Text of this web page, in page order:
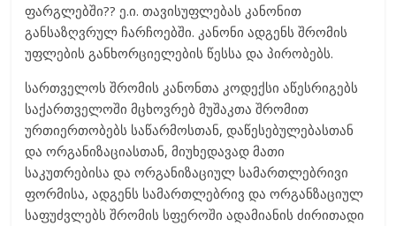
ფარგლებში?? ე.ი. თავისუფლებას კანონით
განსაზღვრულ ჩარჩოებში. კანონი ადგენს შრომის
უფლების განხორციელების წესსა და პირობებს.
სართველოს შრომის კანონთა კოდექსი აწესრიგებს
საქართველოში მცხოვრებ მუშაკთა შრომით
ურთიერთობებს საწარმოსთან, დაწესებულებასთან
და ორგანიზაციასთან, მიუხედავად მათი
საკუთრებისა და ორგანიზაციულ სამართლებრივი
ფორმისა, ადგენს სამართლებრივ და ორგანზაციულ
საფუძვლებს შრომის სფეროში ადამიანის ძირითადი